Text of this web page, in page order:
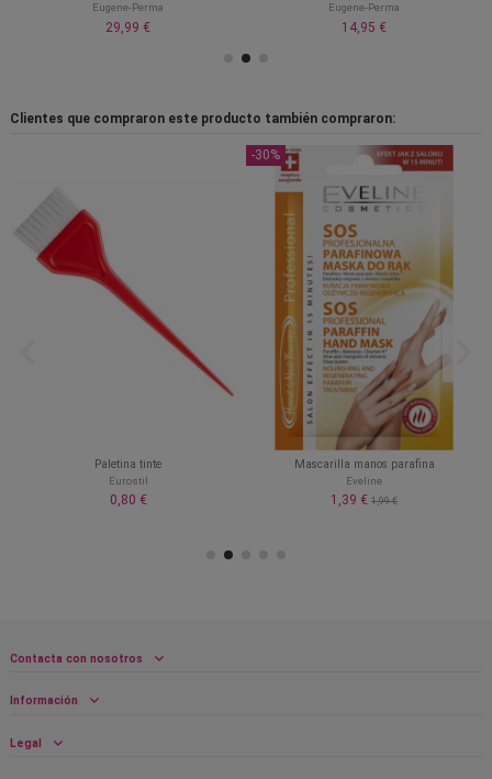
Eugene-Perma
29,99 €
Eugene-Perma
14,95 €
Clientes que compraron este producto también compraron:
Paletina tinte
Eurostil
0,80 €
-30%
Mascarilla manos parafina
Eveline
1,39 € 1,99 €
Contacta con nosotros
Información
Legal